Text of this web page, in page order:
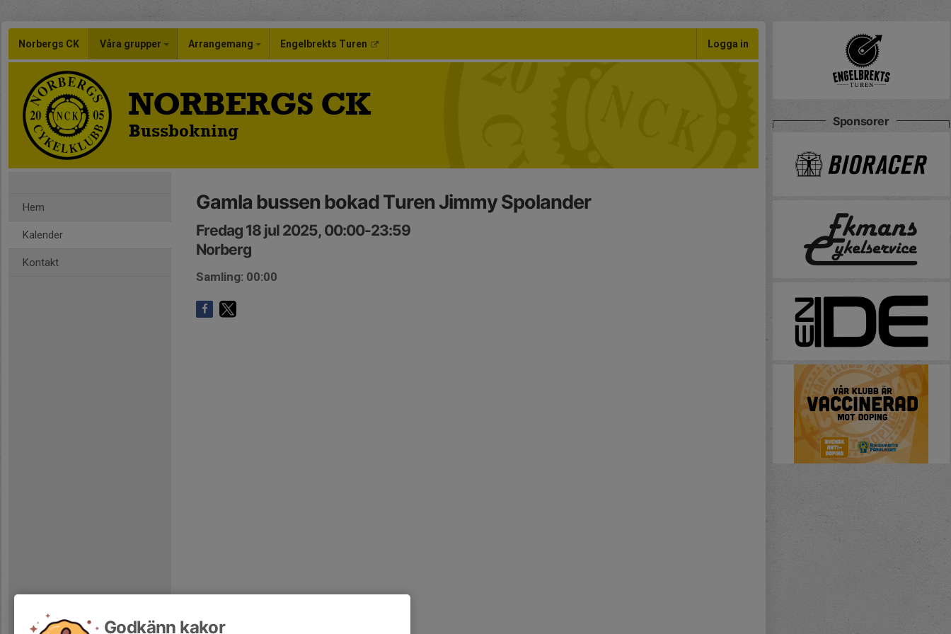
Norbergs CK Våra grupper Arrangemang Engelbrekts Turen Logga in
NORBERGS CK
Bussbokning
Hem
Kalender
Kontakt
Gamla bussen bokad Turen Jimmy Spolander
Fredag 18 jul 2025, 00:00-23:59
Norberg
Samling: 00:00
Sponsorer
Godkänn kakor